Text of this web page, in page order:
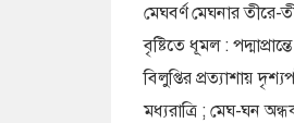
মেঘবর্ণ মেঘনার তীরে-
বৃষ্টিতে ধূমল :
বিলুপ্তির প্রত্যাশায়
মধ্যরাত্রি ; মেঘ-ঘন